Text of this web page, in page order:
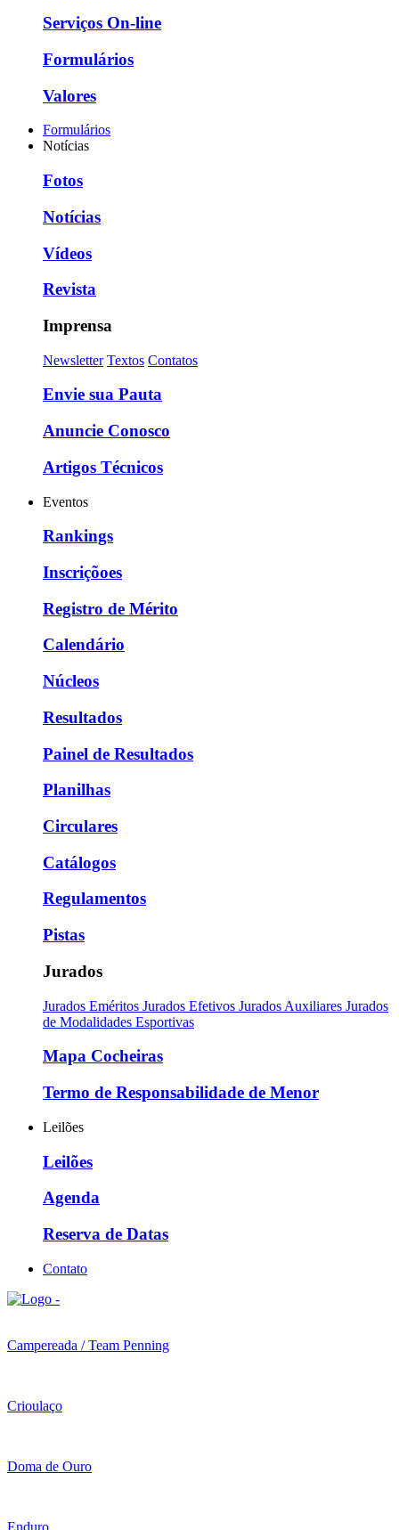
Serviços On-line
Formulários
Valores
Formulários
Notícias
Fotos
Notícias
Vídeos
Revista
Imprensa
Newsletter Textos Contatos
Envie sua Pauta
Anuncie Conosco
Artigos Técnicos
Eventos
Rankings
Inscriçõoes
Registro de Mérito
Calendário
Núcleos
Resultados
Painel de Resultados
Planilhas
Circulares
Catálogos
Regulamentos
Pistas
Jurados
Jurados Eméritos Jurados Efetivos Jurados Auxiliares Jurados
de Modalidades Esportivas
Mapa Cocheiras
Termo de Responsabilidade de Menor
Leilões
Leilões
Agenda
Reserva de Datas
Contato
Campereada / Team Penning
Crioulaço
Doma de Ouro
Enduro